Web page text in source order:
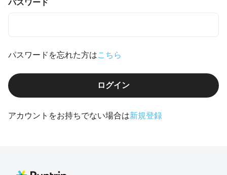
パスワード
パスワードを忘れた方はこちら
ログイン
アカウントをお持ちでない場合は新規登録